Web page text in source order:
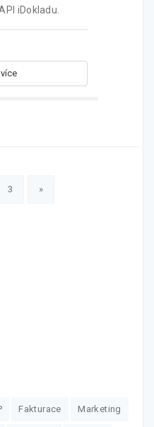
iDokladu.
3 »
Fakturace Marketing